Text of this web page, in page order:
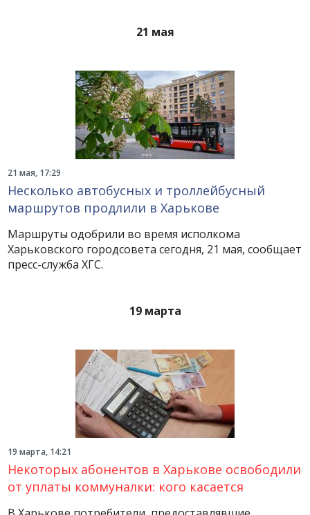
21 мая
21 мая, 17:29
Несколько автобусных и троллейбусный
маршрутов продлили в Харькове
Маршруты одобрили во время исполкома
Харьковского городсовета сегодня, 21 мая, сообщает
пресс-служба ХГС.
19 марта
19 марта, 14:21
Некоторых абонентов в Харькове освободили
от уплаты коммуналки: кого касается